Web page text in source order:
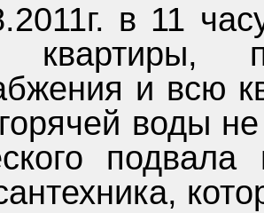
в 11
квартиры,
и всю
воды